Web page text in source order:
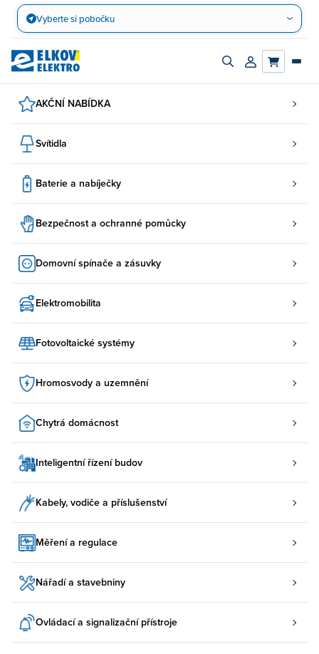
Přejít
obsah
Vyberte si pobočku
Zapnout/vypnout
Přihlásit/
AKČNÍ NABÍDKA
Svítidla
Baterie a nabíječky
Bezpečnost a ochranné pomůcky
Domovní spínače a zásuvky
Elektromobilita
Fotovoltaické systémy
Hromosvody a uzemnění
Chytrá domácnost
Inteligentní řízení budov
Kabely, vodiče a příslušenství
Měření a regulace
Nářadí a stavebniny
Ovládací a signalizační přístroje